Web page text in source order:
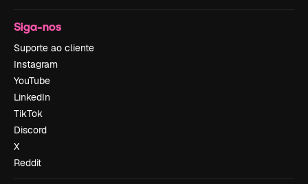
Siga-nos
Suporte ao cliente
Instagram
YouTube
LinkedIn
TikTok
Discord
X
Reddit